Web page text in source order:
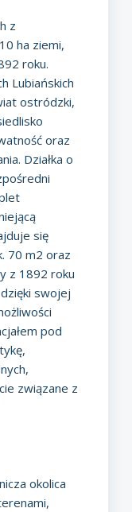
z
ha ziemi,
roku.
Lubiańskich
ostródzki,
oraz
Działka o
się
70 m2 oraz
z 1892 roku
swojej
pod
związane z
okolica